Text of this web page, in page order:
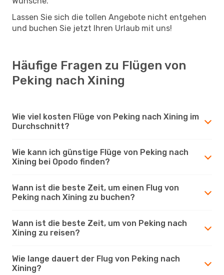
Lassen Sie sich die tollen Angebote nicht entgehen
und buchen Sie jetzt Ihren Urlaub mit uns!
Häufige Fragen zu Flügen von
Peking nach Xining
Wie viel kosten Flüge von Peking nach Xining im
Durchschnitt?
Wie kann ich günstige Flüge von Peking nach
Xining bei Opodo finden?
Wann ist die beste Zeit, um einen Flug von
Peking nach Xining zu buchen?
Wann ist die beste Zeit, um von Peking nach
Xining zu reisen?
Wie lange dauert der Flug von Peking nach
Xining?